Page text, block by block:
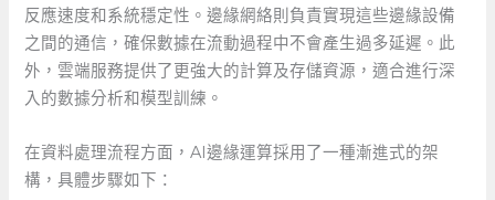
反應速度和系統穩定性。邊緣網絡則負責實現這些邊緣設備
之間的通信，確保數據在流動過程中不會產生過多延遲。此
外，雲端服務提供了更強大的計算及存儲資源，適合進行深
入的數據分析和模型訓練。
在資料處理流程方面，AI邊緣運算採用了一種漸進式的架
構，具體步驟如下：